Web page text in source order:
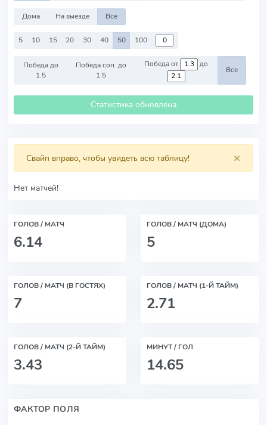
Дома На выезде Все
5 10 15 20 30 40 50 100
Победа до
1.5
Победа соп. до
1.5
Победа от до
Все
Статистика обновлена
×
Свайп вправо, чтобы увидеть всю таблицу!
Нет матчей!
ГОЛОВ / МАТЧ
6.14
ГОЛОВ / МАТЧ (ДОМА)
5
ГОЛОВ / МАТЧ (В ГОСТЯХ)
7
ГОЛОВ / МАТЧ (1-Й ТАЙМ)
2.71
ГОЛОВ / МАТЧ (2-Й ТАЙМ)
3.43
МИНУТ / ГОЛ
14.65
ФАКТОР ПОЛЯ